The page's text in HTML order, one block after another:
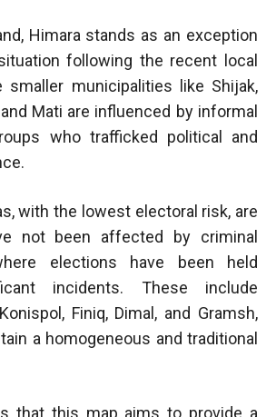
Himara stands as an exception
following the recent local
smaller municipalities like Shijak,
Mati are influenced by informal
who trafficked political and
with the lowest electoral risk, are
not been affected by criminal
elections have been held
incidents. These include
Finiq, Dimal, and Gramsh,
a homogeneous and traditional
that this map aims to provide a